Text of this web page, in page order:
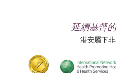
延續基督
港安屬下